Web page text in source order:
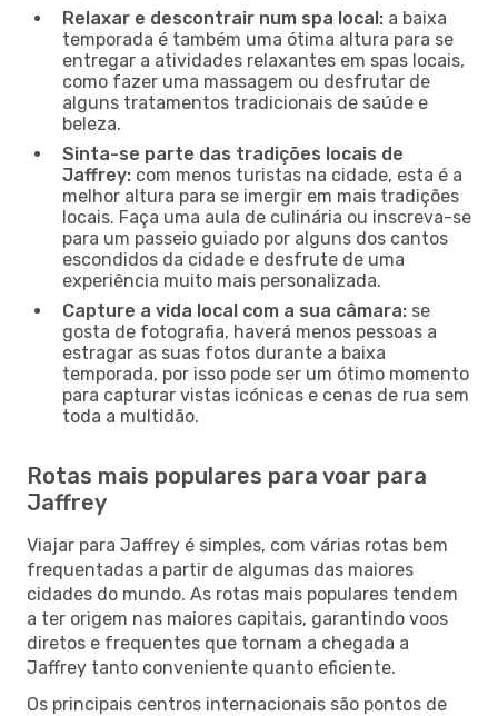
Relaxar e descontrair num spa local: a baixa
temporada é também uma ótima altura para se
entregar a atividades relaxantes em spas locais,
como fazer uma massagem ou desfrutar de
alguns tratamentos tradicionais de saúde e
beleza.
Sinta-se parte das tradições locais de
Jaffrey: com menos turistas na cidade, esta é a
melhor altura para se imergir em mais tradições
locais. Faça uma aula de culinária ou inscreva-se
para um passeio guiado por alguns dos cantos
escondidos da cidade e desfrute de uma
experiência muito mais personalizada.
Capture a vida local com a sua câmara: se
gosta de fotografia, haverá menos pessoas a
estragar as suas fotos durante a baixa
temporada, por isso pode ser um ótimo momento
para capturar vistas icónicas e cenas de rua sem
toda a multidão.
Rotas mais populares para voar para
Jaffrey
Viajar para Jaffrey é simples, com várias rotas bem
frequentadas a partir de algumas das maiores
cidades do mundo. As rotas mais populares tendem
a ter origem nas maiores capitais, garantindo voos
diretos e frequentes que tornam a chegada a
Jaffrey tanto conveniente quanto eficiente.
Os principais centros internacionais são pontos de